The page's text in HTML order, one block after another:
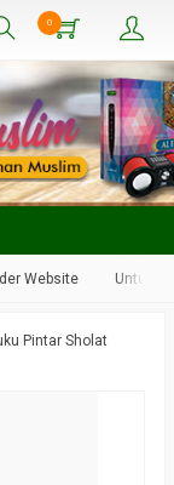
0
Website Untuk
Pintar Sholat